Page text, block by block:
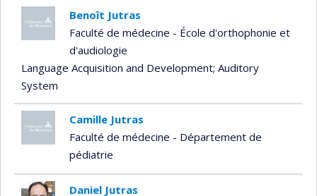
Benoît Jutras
Faculté de médecine - École d'orthophonie et
d'audiologie
Language Acquisition and Development; Auditory
System
Camille Jutras
Faculté de médecine - Département de
pédiatrie
Daniel Jutras